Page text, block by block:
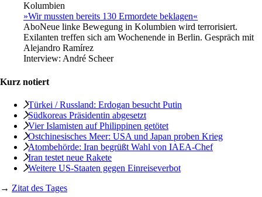
Kolumbien
»Wir mussten bereits 130 Ermordete beklagen«
AboNeue linke Bewegung in Kolumbien wird terrorisiert.
Exilanten treffen sich am Wochenende in Berlin. Gespräch mit
Alejandro Ramírez
Interview: André Scheer
Kurz notiert
Türkei / Russland: Erdogan besucht Putin
Südkoreas Präsidentin abgesetzt
Vier Islamisten auf Philippinen getötet
Ostchinesisches Meer: USA und Japan proben Krieg
Atombehörde: Iran begrüßt Wahl von IAEA-Chef
Iran testet neue Rakete
Weitere US-Staaten gegen Einreiseverbot
→ Zitat des Tages